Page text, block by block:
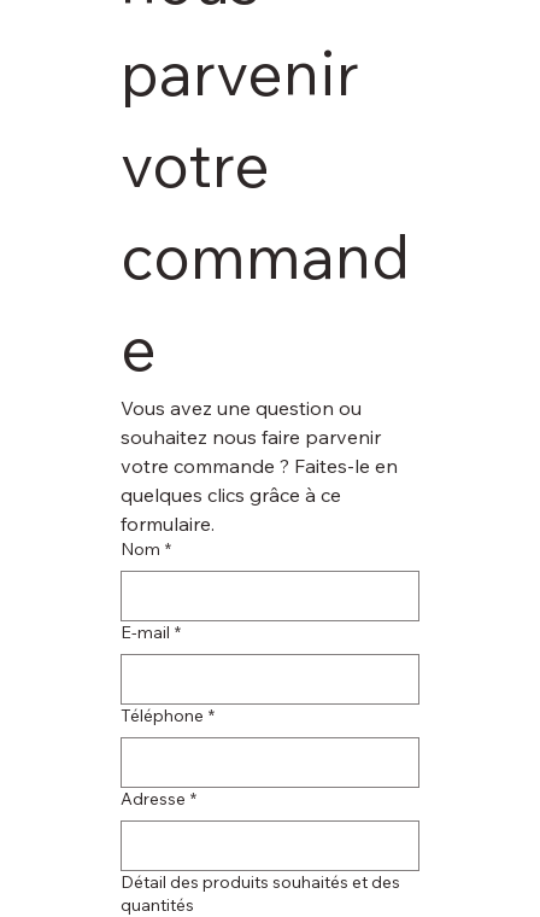
parvenir
votre
command
e
Vous avez une question ou
souhaitez nous faire parvenir
votre commande ? Faites-le en
quelques clics grâce à ce
formulaire.
Nom *
E‑mail *
Téléphone *
Adresse *
Détail des produits souhaités et des
quantités